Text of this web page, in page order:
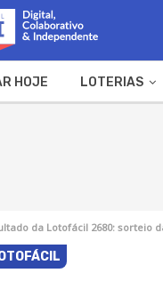
HOJE LOTERIAS
da Lotofácil 2680: sorteio